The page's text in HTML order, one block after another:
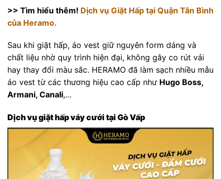
>> Tìm hiểu thêm! Dịch vụ Giặt Hấp tại Quận Tân Bình
của Heramo.
Sau khi giặt hấp, áo vest giữ nguyên form dáng và
chất liệu nhờ quy trình hiện đại, không gây co rút vải
hay thay đổi màu sắc. HERAMO đã làm sạch nhiều mẫu
áo vest từ các thương hiệu cao cấp như Hugo Boss,
Armani, Canali,…
Dịch vụ giặt hấp váy cưới tại Gò Vấp